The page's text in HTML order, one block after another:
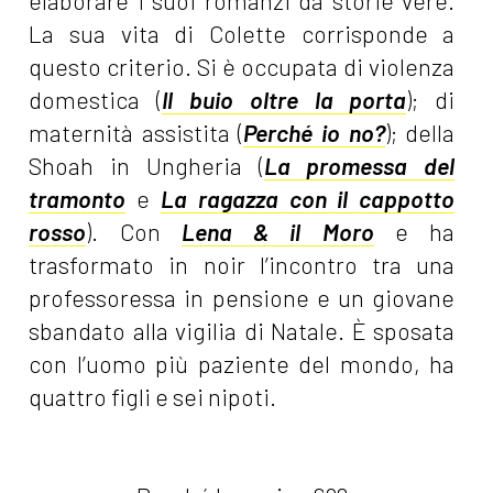
La sua vita di Colette corrisponde a
questo criterio. Si è occupata di violenza
domestica (Il buio oltre la porta); di
maternità assistita (Perché io no?); della
Shoah in Ungheria (La promessa del
tramonto e La ragazza con il cappotto
rosso). Con Lena & il Moro e ha
trasformato in noir l’incontro tra una
professoressa in pensione e un giovane
sbandato alla vigilia di Natale. È sposata
con l’uomo più paziente del mondo, ha
quattro figli e sei nipoti.